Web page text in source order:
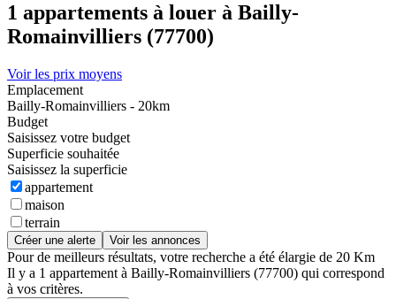
1 appartements à louer à Bailly-
Romainvilliers (77700)
Voir les prix moyens
Emplacement
Bailly-Romainvilliers - 20km
Budget
Saisissez votre budget
Superficie souhaitée
Saisissez la superficie
appartement
maison
terrain
Créer une alerte Voir les annonces
Pour de meilleurs résultats, votre recherche a été élargie de 20 Km
Il y a 1 appartement à Bailly-Romainvilliers (77700) qui correspond
à vos critères.